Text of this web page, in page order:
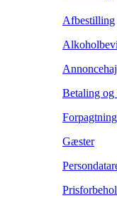
Afbestilling
Betaling
Gæster